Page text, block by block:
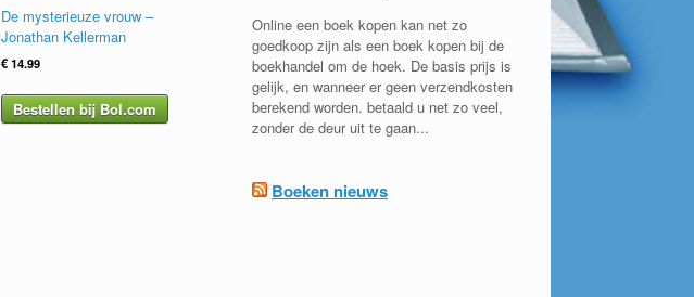
De mysterieuze vrouw –
Jonathan Kellerman
€14.99
Bestellen bij Bol.com
Online een boek kopen kan net zo
goedkoop zijn als een boek kopen bij de
boekhandel om de hoek. De basis prijs is
gelijk, en wanneer er geen verzendkosten
berekend worden. betaald u net zo veel,
zonder de deur uit te gaan...
Boeken nieuws